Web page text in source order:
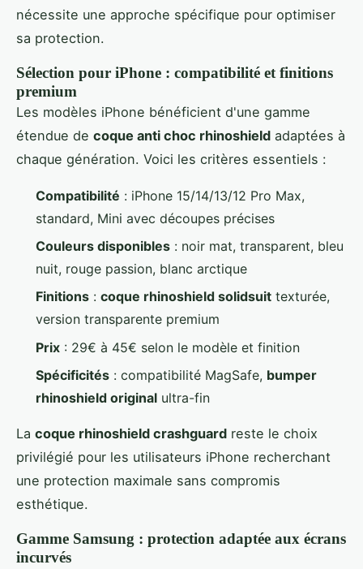
nécessite une approche spécifique pour optimiser
sa protection.
Sélection pour iPhone : compatibilité et finitions
premium
Les modèles iPhone bénéficient d'une gamme
étendue de coque anti choc rhinoshield adaptées à
chaque génération. Voici les critères essentiels :
Compatibilité : iPhone 15/14/13/12 Pro Max,
standard, Mini avec découpes précises
Couleurs disponibles : noir mat, transparent, bleu
nuit, rouge passion, blanc arctique
Finitions : coque rhinoshield solidsuit texturée,
version transparente premium
Prix : 29€ à 45€ selon le modèle et finition
Spécificités : compatibilité MagSafe, bumper
rhinoshield original ultra-fin
La coque rhinoshield crashguard reste le choix
privilégié pour les utilisateurs iPhone recherchant
une protection maximale sans compromis
esthétique.
Gamme Samsung : protection adaptée aux écrans
incurvés